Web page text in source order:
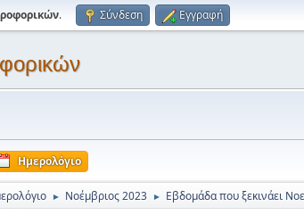
. Σύνδεση Εγγραφή
Ημερολόγιο
► Νοέμβριος 2023 ► Εβδομάδα που ξεκινάει